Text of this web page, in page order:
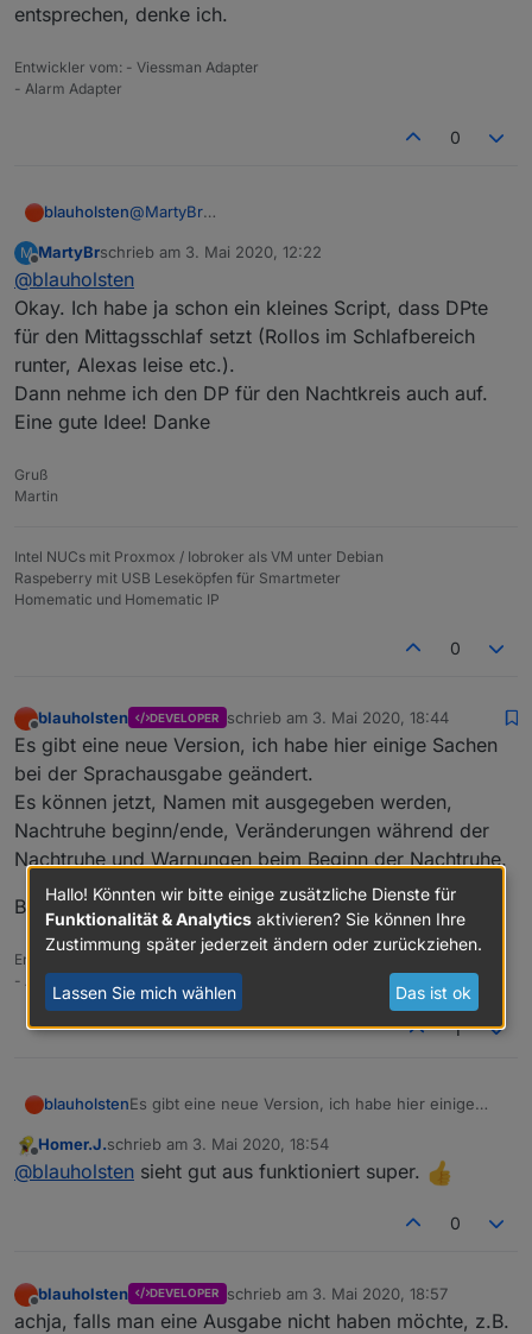
entsprechen, denke ich.
Entwickler vom: - Viessman Adapter
- Alarm Adapter
0
blauholsten@MartyBr
oben im Thread etwas erklärt.
Wenn deine Frau die Nachtruhe mittags z.B. per
Button de/aktiviert sollte das genau deinen
Wünschen entsprechen, denke ich.
M
Offline
MartyBrschrieb am 3. Mai 2020, 12:22
zuletzt editiert von
@blauholsten
Okay. Ich habe ja schon ein kleines Script, dass DPte
für den Mittagsschlaf setzt (Rollos im Schlafbereich
runter, Alexas leise etc.).
Dann nehme ich den DP für den Nachtkreis auch auf.
Eine gute Idee! Danke
Gruß
Martin
Intel NUCs mit Proxmox / Iobroker als VM unter Debian
Raspeberry mit USB Leseköpfen für Smartmeter
Homematic und Homematic IP
0
Offline
blauholsten DEVELOPER schrieb am 3. Mai 2020, 18:44
zuletzt editiert von
Es gibt eine neue Version, ich habe hier einige Sachen
bei der Sprachausgabe geändert.
Es können jetzt, Namen mit ausgegeben werden,
Nachtruhe beginn/ende, Veränderungen während der
Nachtruhe und Warnungen beim Beginn der Nachtruhe.
Bitte mal testen.
Entwickler vom: - Viessman Adapter
- Alarm Adapter
1
blauholstenEs gibt eine neue Version, ich habe hier einige
Es können jetzt, Namen mit ausgegeben werden,
Nachtruhe beginn/ende, Veränderungen während
Bitte mal testen.
Offline
Homer.J.schrieb am 3. Mai 2020, 18:54
zuletzt editiert von
@blauholsten sieht gut aus funktioniert super.
0
Offline
blauholsten DEVELOPER schrieb am 3. Mai 2020, 18:57
zuletzt editiert von
achja, falls man eine Ausgabe nicht haben möchte, z.B.
Hallo! Könnten wir bitte einige zusätzliche Dienste für
Funktionalität & Analytics aktivieren? Sie können Ihre
Zustimmung später jederzeit ändern oder zurückziehen.
Lassen Sie mich wählen Das ist ok